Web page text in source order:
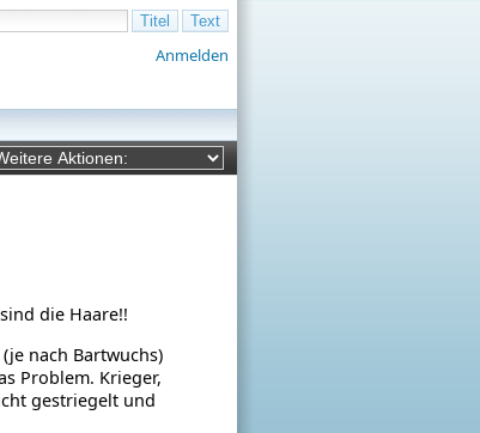
Anmelden
die Haare!!
nach Bartwuchs)
Problem. Krieger,
gestriegelt und